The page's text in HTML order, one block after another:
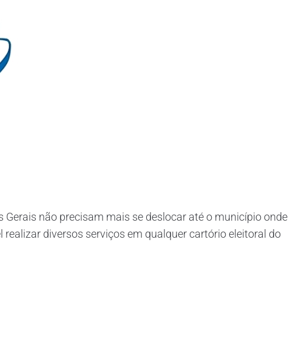
não precisam mais se deslocar até o município onde
diversos serviços em qualquer cartório eleitoral do